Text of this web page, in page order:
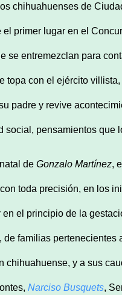
chihuahuenses de
primer lugar en el
se entremezclan para
topa con el ejército
padre y revive
social, pensamientos que
de Gonzalo Martínez,
toda precisión, en los
el principio de la
familias pertenecientes
chihuahuense, y a sus
Narciso Busquets,